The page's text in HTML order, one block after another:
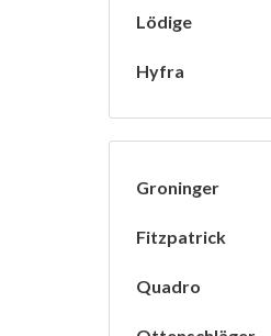
Lödige
Hyfra
Groninger
Fitzpatrick
Quadro